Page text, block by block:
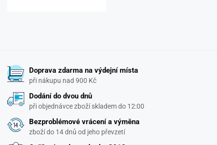
Doprava zdarma na výdejní místa
při nákupu nad 900 Kč
Dodání do dvou dnů
při objednávce zboží skladem do 12:00
Bezproblémové vrácení a výměna
zboží do 14 dnů od jeho převzetí